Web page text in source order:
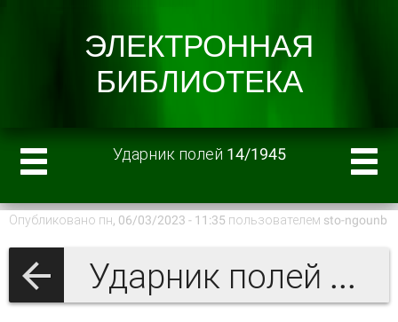
Ударник полей 14/1945
Опубликовано пн, 06/03/2023 - 11:35 пользователем sto-ngounb
Ударник полей 1945 г.